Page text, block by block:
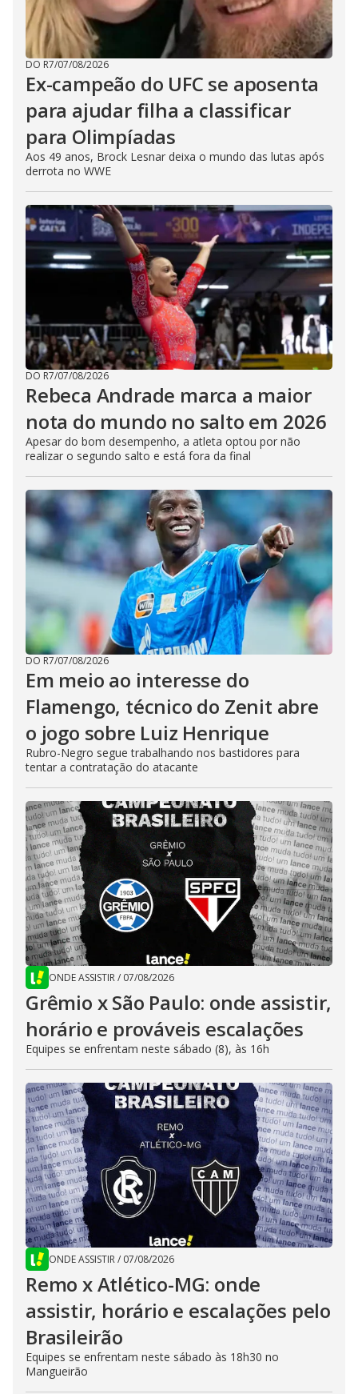
DO R7/07/08/2026
Ex-campeão do UFC se aposenta
para ajudar filha a classificar
para Olimpíadas
Aos 49 anos, Brock Lesnar deixa o mundo das lutas após
derrota no WWE
DO R7/07/08/2026
Rebeca Andrade marca a maior
nota do mundo no salto em 2026
Apesar do bom desempenho, a atleta optou por não
realizar o segundo salto e está fora da final
DO R7/07/08/2026
Em meio ao interesse do
Flamengo, técnico do Zenit abre
o jogo sobre Luiz Henrique
Rubro-Negro segue trabalhando nos bastidores para
tentar a contratação do atacante
ONDE ASSISTIR/ 07/08/2026
Grêmio x São Paulo: onde assistir,
horário e prováveis escalações
Equipes se enfrentam neste sábado (8), às 16h
ONDE ASSISTIR/ 07/08/2026
Remo x Atlético-MG: onde
assistir, horário e escalações pelo
Brasileirão
Equipes se enfrentam neste sábado às 18h30 no
Mangueirão